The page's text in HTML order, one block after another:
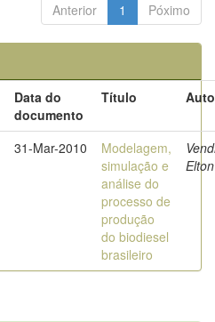
Anterior 1 Póximo
Data do
documento
Título
31-Mar-2010
Modelagem,
simulação e
análise do
processo de
produção
do biodiesel
brasileiro